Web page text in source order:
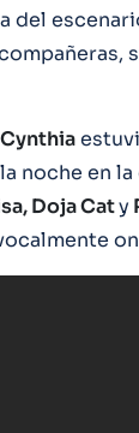
del
Cynthia
noche en
Doja Caty